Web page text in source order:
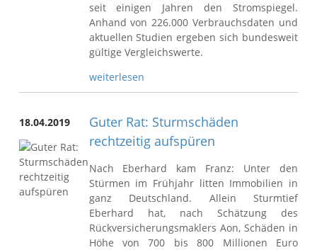
seit einigen Jahren den Stromspiegel.
Anhand von 226.000 Verbrauchsdaten und
aktuellen Studien ergeben sich bundesweit
gültige Vergleichswerte.
weiterlesen
18.04.2019
Guter Rat: Sturmschäden
rechtzeitig aufspüren
Nach Eberhard kam Franz: Unter den
Stürmen im Frühjahr litten Immobilien in
ganz Deutschland. Allein Sturmtief
Eberhard hat, nach Schätzung des
Rückversicherungsmaklers Aon, Schäden in
Höhe von 700 bis 800 Millionen Euro